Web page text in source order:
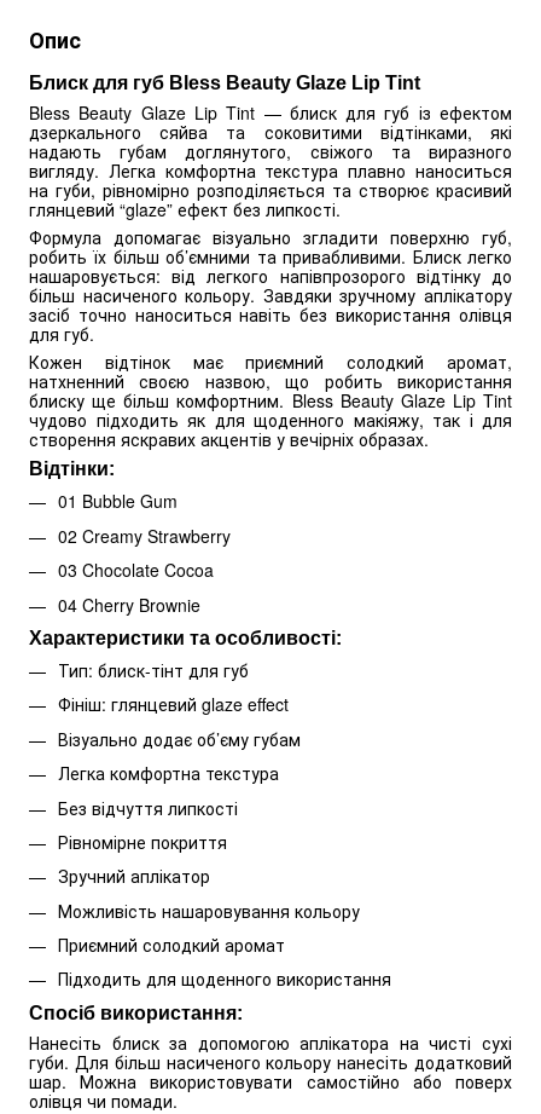
Опис
Блиск для губ Bless Beauty Glaze Lip Tint
Bless Beauty Glaze Lip Tint — блиск для губ із ефектом
дзеркального сяйва та соковитими відтінками, які
надають губам доглянутого, свіжого та виразного
вигляду. Легка комфортна текстура плавно наноситься
на губи, рівномірно розподіляється та створює красивий
глянцевий “glaze” ефект без липкості.
Формула допомагає візуально згладити поверхню губ,
робить їх більш об’ємними та привабливими. Блиск легко
нашаровується: від легкого напівпрозорого відтінку до
більш насиченого кольору. Завдяки зручному аплікатору
засіб точно наноситься навіть без використання олівця
для губ.
Кожен відтінок має приємний солодкий аромат,
натхненний своєю назвою, що робить використання
блиску ще більш комфортним. Bless Beauty Glaze Lip Tint
чудово підходить як для щоденного макіяжу, так і для
створення яскравих акцентів у вечірніх образах.
Відтінки:
01 Bubble Gum
02 Creamy Strawberry
03 Chocolate Cocoa
04 Cherry Brownie
Характеристики та особливості:
Тип: блиск-тінт для губ
Фініш: глянцевий glaze effect
Візуально додає об’єму губам
Легка комфортна текстура
Без відчуття липкості
Рівномірне покриття
Зручний аплікатор
Можливість нашаровування кольору
Приємний солодкий аромат
Підходить для щоденного використання
Спосіб використання:
Нанесіть блиск за допомогою аплікатора на чисті сухі
губи. Для більш насиченого кольору нанесіть додатковий
шар. Можна використовувати самостійно або поверх
олівця чи помади.